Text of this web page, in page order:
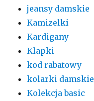
jeansy damskie
Kamizelki
Kardigany
Klapki
kod rabatowy
kolarki damskie
Kolekcja basic